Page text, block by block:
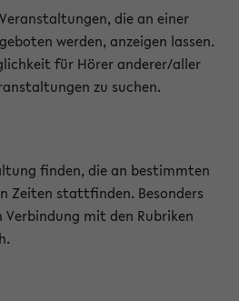
die an einer
werden, anzeigen lassen.
für Hörer anderer/aller
zu suchen.
finden, die an bestimmten
Zeiten stattfinden. Besonders
Verbindung mit den Rubriken